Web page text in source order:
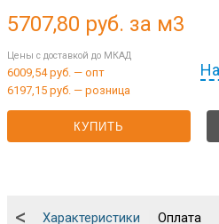
5707,80 руб. за м3
Цены с доставкой до МКАД
6009,54 руб. — опт
6197,15 руб. — розница
КУПИТЬ
Характеристики Оплата
<